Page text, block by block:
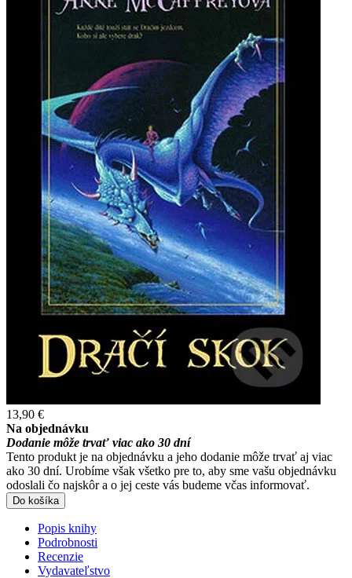
13,90 €
Na objednávku
Dodanie môže trvať viac ako 30 dní
Tento produkt je na objednávku a jeho dodanie môže trvať aj viac
ako 30 dní. Urobíme však všetko pre to, aby sme vašu objednávku
odoslali čo najskôr a o jej ceste vás budeme včas informovať.
Do košíka
Popis knihy
Podrobnosti
Recenzie
Vydavateľstvo